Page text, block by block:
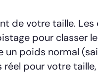
de votre taille.
pour classer
un poids normal
pour votre